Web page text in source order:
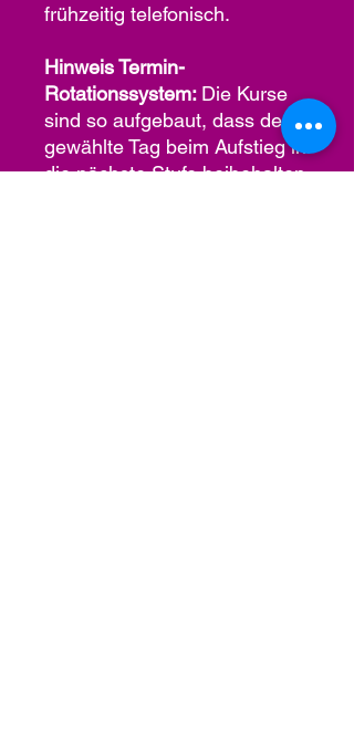
frühzeitig telefonisch.
Hinweis Termin-
Rotationssystem: Die Kurse
sind so aufgebaut, dass der
gewählte Tag beim Aufstieg in
die nächste Stufe beibehalten